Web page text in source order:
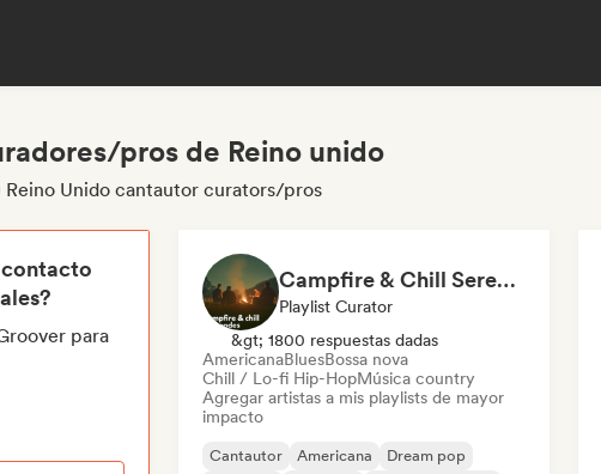
pros de Reino unido
Unido cantautor curators/pros
contacto
para
Campfire & Chill Serenades 🔥 Indie Folk, Acoustic & Singer-Songwriter
Playlist Curator
&gt; 1800 respuestas dadas
AmericanaBluesBossa nova
Chill / Lo-fi Hip-HopMúsica country
Agregar artistas a mis playlists de mayor
impacto
Cantautor Americana
Dream pop